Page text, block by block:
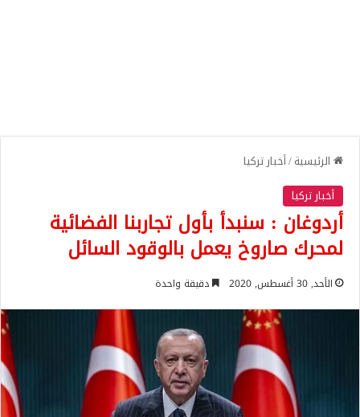
الرئيسية/أخبار تركيا
أخبار تركيا
أردوغان : سنبدأ بأول تجاربنا الفضائية
لمحرك صاروخ يعمل بالوقود السائل
الأحد, 30 أغسطس, 2020 دقيقة واحدة